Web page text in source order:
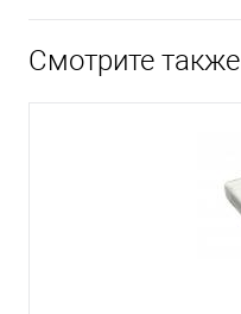
Смотрите также